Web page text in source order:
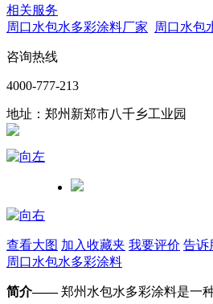
相关服务
周口水包水多彩涂料厂家
周口水包
咨询热线
4000-777-213
地址：郑州新郑市八千乡工业园
查看大图 加入收藏夹 我要评价 告诉
周口水包水多彩涂料
简介——郑州水包水多彩涂料是一